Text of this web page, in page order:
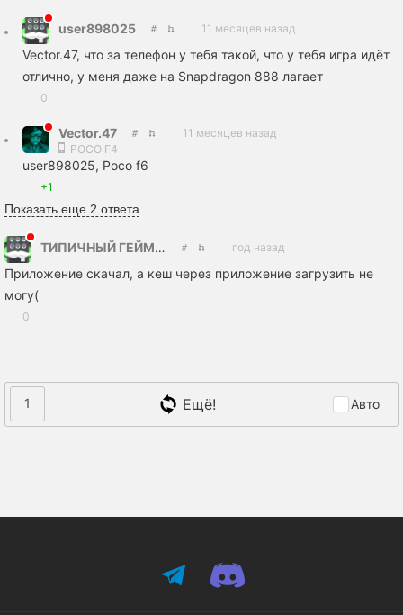
user898025 11 месяцев назад
Vector.47, что за телефон у тебя такой, что у тебя игра идёт
отлично, у меня даже на Snapdragon 888 лагает
0
Vector.47
11 месяцев назад
POCO F4
user898025, Poco f6
+1
Показать еще 2 ответа
ТИПИЧНЫЙ ГЕЙМЕР год назад
Приложение скачал, а кеш через приложение загрузить не
могу(
0
1 Ещё! Авто